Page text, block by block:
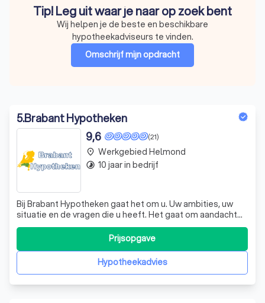
Tip! Leg uit waar je naar op zoek bent
Wij helpen je de beste en beschikbare
hypotheekadviseurs te vinden.
Omschrijf mijn opdracht
5.Brabant Hypotheken
(21)
9,6
Bij Brabant Hypotheken gaat het om u. Uw ambities, uw
situatie en de vragen die u heeft. Het gaat om aandacht
en de juiste keuzes maken. Brabant Hypotheken helpt u
om uw financiële situatie inzichtelijk te maken. Er is tijd en
aandacht om samen tot een oplossing te komen.
Vanzelfsprekend staan betro
Hypotheekadvies
Prijsopgave
place Werkgebied Helmond
timelapse 10 jaar in bedrijf